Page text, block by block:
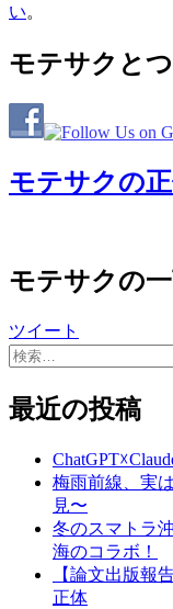
い。
モテサクと
モテサクの
モテサクの
ツイート
検
最近の投稿
梅雨前線、実
見〜
冬のスマトラ
海のコラボ！
【論文出版報
正体